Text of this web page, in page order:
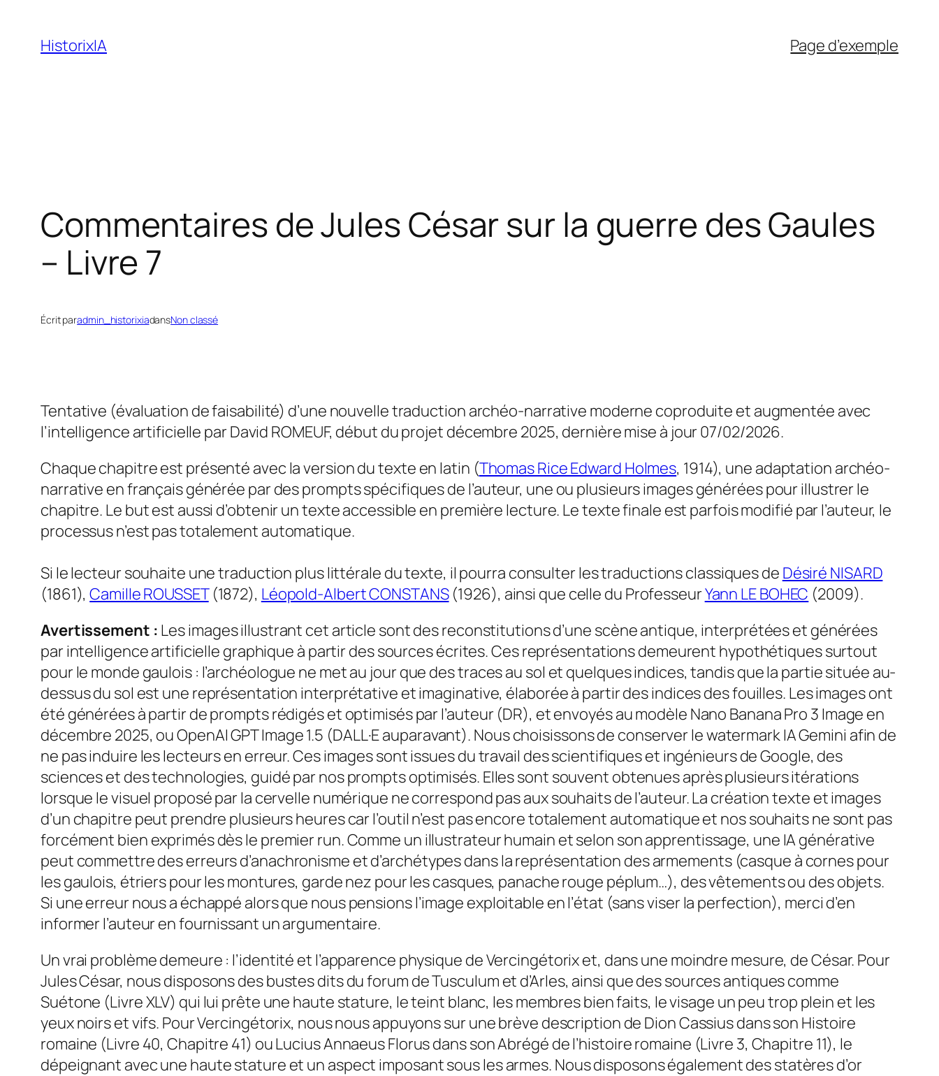
contenu
HistorixIA Page d’exemple
Commentaires de Jules César sur la guerre des Gaules
– Livre 7
Écrit paradmin_historixiadansNon classé
Tentative (évaluation de faisabilité) d’une nouvelle traduction archéo-narrative moderne coproduite et augmentée avec
l’intelligence artificielle par David ROMEUF, début du projet décembre 2025, dernière mise à jour 07/02/2026.
Chaque chapitre est présenté avec la version du texte en latin (Thomas Rice Edward Holmes, 1914), une adaptation archéo-
narrative en français générée par des prompts spécifiques de l’auteur, une ou plusieurs images générées pour illustrer le
chapitre. Le but est aussi d’obtenir un texte accessible en première lecture. Le texte finale est parfois modifié par l’auteur, le
processus n’est pas totalement automatique.
Si le lecteur souhaite une traduction plus littérale du texte, il pourra consulter les traductions classiques de Désiré NISARD
(1861),Camille ROUSSET(1872), Léopold-Albert CONSTANS(1926), ainsi que celle du ProfesseurYann LE BOHEC (2009).
Avertissement : Les images illustrant cet article sont des reconstitutions d’une scène antique, interprétées et générées
par intelligence artificielle graphique à partir des sources écrites. Ces représentations demeurent hypothétiques surtout
pour le monde gaulois : l’archéologue ne met au jour que des traces au sol et quelques indices, tandis que la partie située au-
dessus du sol est une représentation interprétative et imaginative, élaborée à partir des indices des fouilles. Les images ont
été générées à partir de prompts rédigés et optimisés par l’auteur (DR), et envoyés au modèle Nano Banana Pro 3 Image en
décembre 2025, ou OpenAI GPT Image 1.5 (DALL·E auparavant). Nous choisissons de conserver le watermark IA Gemini afin de
ne pas induire les lecteurs en erreur. Ces images sont issues du travail des scientifiques et ingénieurs de Google, des
sciences et des technologies, guidé par nos prompts optimisés. Elles sont souvent obtenues après plusieurs itérations
lorsque le visuel proposé par la cervelle numérique ne correspond pas aux souhaits de l’auteur. La création texte et images
d’un chapitre peut prendre plusieurs heures car l’outil n’est pas encore totalement automatique et nos souhaits ne sont pas
forcément bien exprimés dès le premier run. Comme un illustrateur humain et selon son apprentissage, une IA générative
peut commettre des erreurs d’anachronisme et d’archétypes dans la représentation des armements (casque à cornes pour
les gaulois, étriers pour les montures, garde nez pour les casques, panache rouge péplum…), des vêtements ou des objets.
Si une erreur nous a échappé alors que nous pensions l’image exploitable en l’état (sans viser la perfection), merci d’en
informer l’auteur en fournissant un argumentaire.
Un vrai problème demeure : l’identité et l’apparence physique de Vercingétorix et, dans une moindre mesure, de César. Pour
Jules César, nous disposons des bustes dits du forum de Tusculum et d’Arles, ainsi que des sources antiques comme
Suétone (Livre XLV) qui lui prête une haute stature, le teint blanc, les membres bien faits, le visage un peu trop plein et les
yeux noirs et vifs. Pour Vercingétorix, nous nous appuyons sur une brève description de Dion Cassius dans son Histoire
romaine (Livre 40, Chapitre 41) ou Lucius Annaeus Florus dans son Abrégé de l’histoire romaine (Livre 3, Chapitre 11), le
dépeignant avec une haute stature et un aspect imposant sous les armes. Nous disposons également des statères d’or